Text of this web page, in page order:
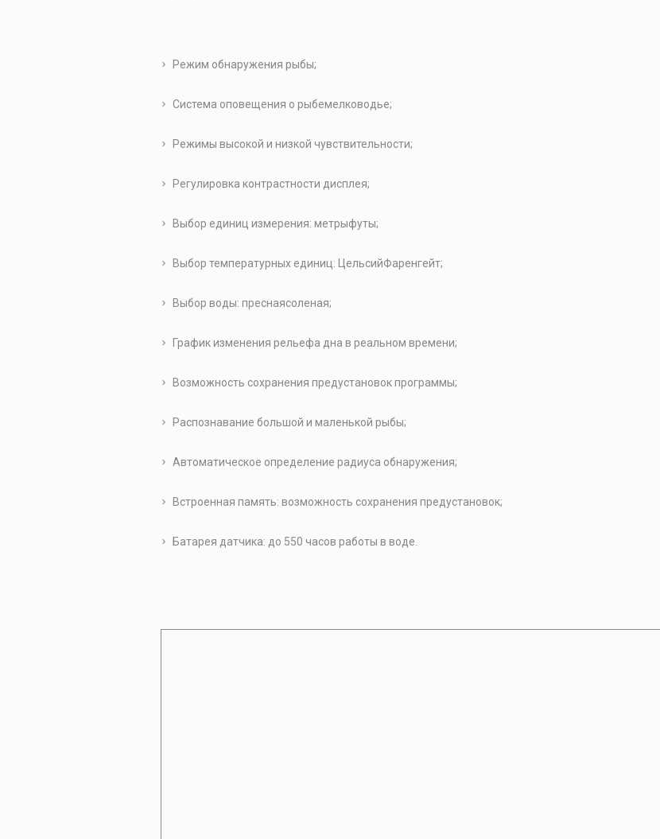
Режим обнаружения рыбы;
Система оповещения о рыбемелководье;
Режимы высокой и низкой чувствительности;
Регулировка контрастности дисплея;
Выбор единиц измерения: метрыфуты;
Выбор температурных единиц: ЦельсийФаренгейт;
Выбор воды: преснаясоленая;
График изменения рельефа дна в реальном времени;
Возможность сохранения предустановок программы;
Распознавание большой и маленькой рыбы;
Автоматическое определение радиуса обнаружения;
Встроенная память: возможность сохранения предустановок;
Батарея датчика: до 550 часов работы в воде.